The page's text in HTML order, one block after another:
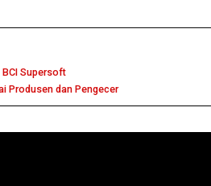
Supersoft
Produsen dan Pengecer